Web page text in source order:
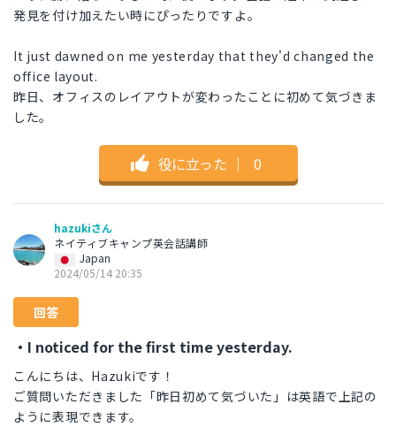
発見を付け加えたい時にぴったりですよ。
It just dawned on me yesterday that they'd changed the
office layout.
昨日、オフィスのレイアウトが変わったことに初めて気づきま
した。
役に立った ｜ 0
hazukiさん
ネイティブキャンプ英会話講師
Japan
2024/05/14 20:35
回答
・I noticed for the first time yesterday.
こんにちは、Hazukiです！
ご質問いただきました「昨日初めて気づいた」は英語で上記の
ように表現できます。